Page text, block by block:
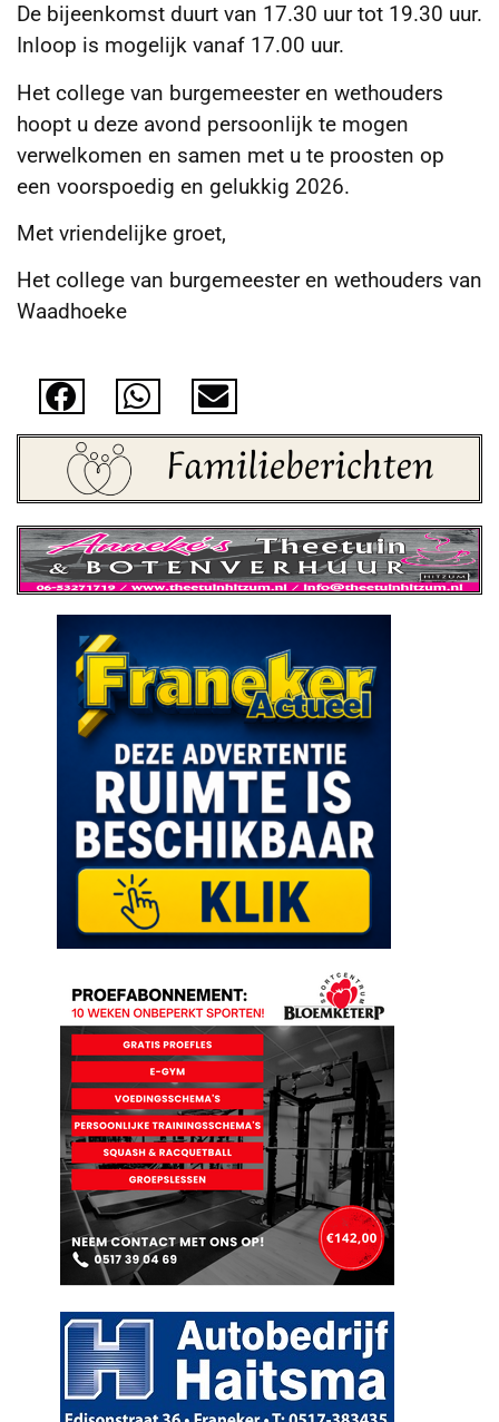
De bijeenkomst duurt van 17.30 uur tot 19.30 uur.
Inloop is mogelijk vanaf 17.00 uur.
Het college van burgemeester en wethouders
hoopt u deze avond persoonlijk te mogen
verwelkomen en samen met u te proosten op
een voorspoedig en gelukkig 2026.
Met vriendelijke groet,
Het college van burgemeester en wethouders van
Waadhoeke